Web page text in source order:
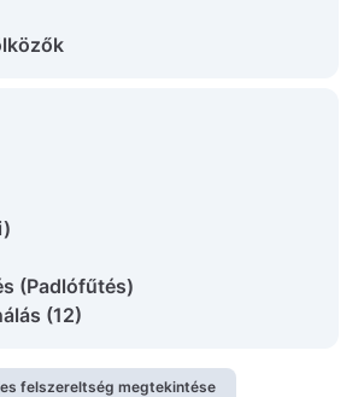
(Padlófűtés)
(12)
felszereltség megtekintése